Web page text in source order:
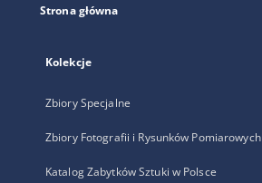
Strona główna
Kolekcje
Zbiory Specjalne
Zbiory Fotografii i Rysunków Pomiarowych
Katalog Zabytków Sztuki w Polsce